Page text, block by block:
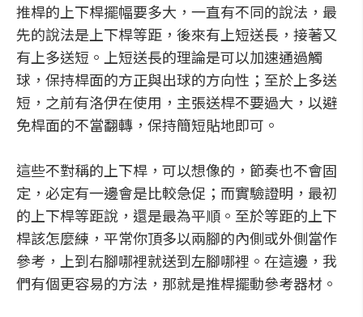
推桿的上下桿擺幅要多大，一直有不同的說法，最
先的說法是上下桿等距，後來有上短送長，接著又
有上多送短。上短送長的理論是可以加速通過觸
球，保持桿面的方正與出球的方向性；至於上多送
短，之前有洛伊在使用，主張送桿不要過大，以避
免桿面的不當翻轉，保持簡短貼地即可。
這些不對稱的上下桿，可以想像的，節奏也不會固
定，必定有一邊會是比較急促；而實驗證明，最初
的上下桿等距說，還是最為平順。至於等距的上下
桿該怎麼練，平常你頂多以兩腳的內側或外側當作
參考，上到右腳哪裡就送到左腳哪裡。在這邊，我
們有個更容易的方法，那就是推桿擺動參考器材。